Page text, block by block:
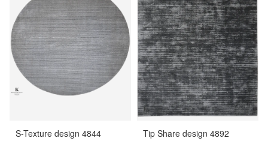
S-Texture design 4844 Tip Share design 4892